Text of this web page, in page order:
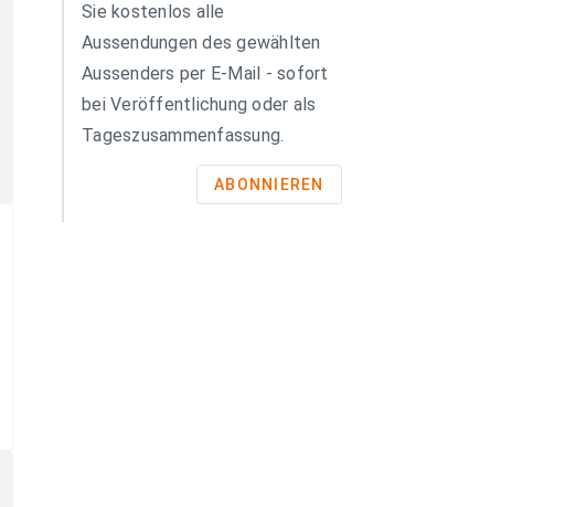
Sie kostenlos alle
Aussendungen des gewählten
Aussenders per E-Mail - sofort
bei Veröffentlichung oder als
Tageszusammenfassung.
ABONNIEREN